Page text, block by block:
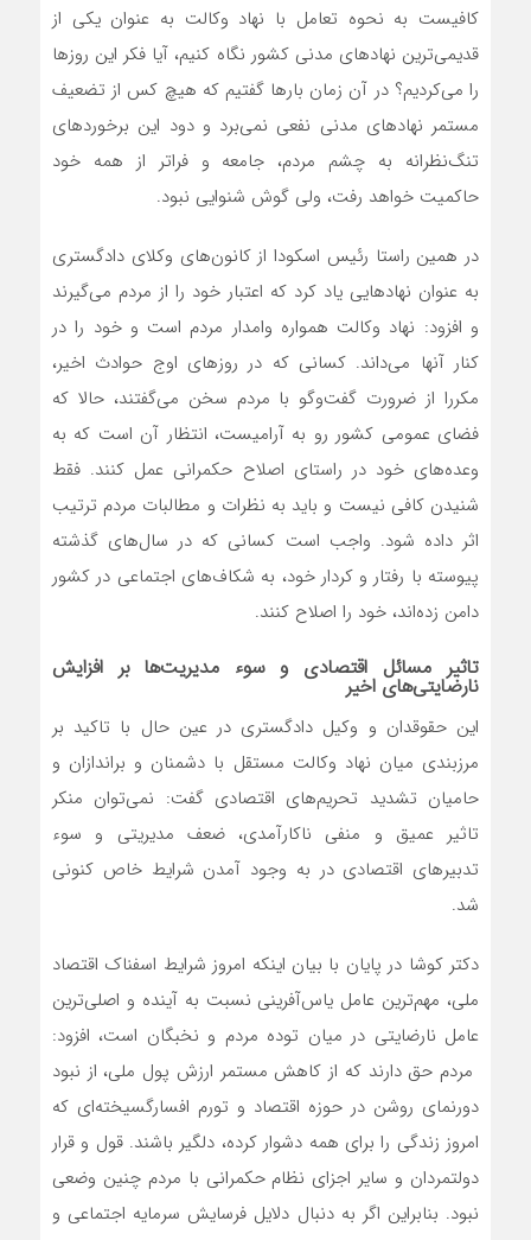
کافیست به نحوه تعامل با نهاد وکالت به عنوان یکی از
قدیمی‌ترین نهادهای مدنی کشور نگاه کنیم، آیا فکر این روزها
را می‌کردیم؟ در آن زمان بارها گفتیم که هیچ کس از تضعیف
مستمر نهادهای مدنی نفعی نمی‌برد و دود این برخوردهای
تنگ‌نظرانه به چشم مردم، جامعه و فراتر از همه خود
حاکمیت خواهد رفت، ولی گوش شنوایی نبود.
در همین راستا رئیس اسکودا از کانون‌های وکلای دادگستری
به عنوان نهادهایی یاد کرد که اعتبار خود را از مردم می‌گیرند
و افزود: نهاد وکالت همواره وامدار مردم است و خود را در
کنار آنها می‌داند. کسانی که در روزهای اوج حوادث اخیر،
مکررا از ضرورت گفت‌وگو با مردم سخن می‌گفتند، حالا که
فضای عمومی کشور رو به آرامیست، انتظار آن است که به
وعده‌های خود در راستای اصلاح حکمرانی عمل کنند. فقط
شنیدن کافی نیست و باید به نظرات و مطالبات مردم ترتیب
اثر داده شود. واجب است کسانی که در سال‌های گذشته
پیوسته با رفتار و کردار خود، به شکاف‌های اجتماعی در کشور
دامن زده‌اند، خود را اصلاح کنند.
تاثیر مسائل اقتصادی و سوء مدیریت‌ها بر افزایش
نارضایتی‌های اخیر
این حقوقدان و وکیل دادگستری در عین حال با تاکید بر
مرزبندی میان نهاد وکالت مستقل با دشمنان و براندازان و
حامیان تشدید تحریم‌های اقتصادی گفت: نمی‌توان منکر
تاثیر عمیق و منفی ناکارآمدی، ضعف مدیریتی و سوء
تدبیر‌های اقتصادی در به وجود آمدن شرایط خاص کنونی
شد.
دکتر کوشا در پایان با بیان اینکه امروز شرایط اسفناک اقتصاد
ملی، مهم‌ترین عامل یاس‌آفرینی نسبت به آینده و اصلی‌ترین
عامل نارضایتی در میان توده مردم و نخبگان است، افزود:
مردم حق دارند که از کاهش مستمر ارزش پول ملی، از نبود
دورنمای روشن در حوزه اقتصاد و تورم افسارگسیخته‌ای که
امروز زندگی را برای همه دشوار کرده، دلگیر باشند. قول و قرار
دولتمردان و سایر اجزای نظام حکمرانی با مردم چنین وضعی
نبود. بنابراین اگر به دنبال دلایل فرسایش سرمایه اجتماعی و